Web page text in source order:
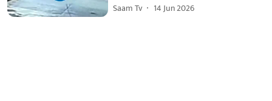
Saam Tv 14 Jun 2026